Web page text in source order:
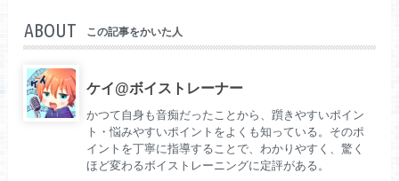
ABOUT この記事をかいた人
ケイ@ボイストレーナー
かつて自身も音痴だったことから、躓きやすいポイン
ト・悩みやすいポイントをよくも知っている。そのポ
イントを丁寧に指導することで、わかりやすく、驚く
ほど変わるボイストレーニングに定評がある。